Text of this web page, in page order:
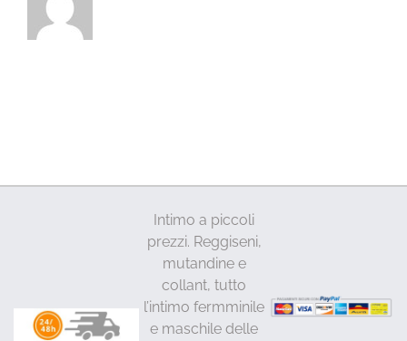
Intimo a piccoli
prezzi. Reggiseni,
mutandine e
collant, tutto
l’intimo fermminile
e maschile delle